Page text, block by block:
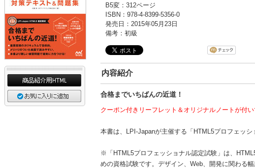
B5変：312ページ
ISBN：978-4-8399-5356-0
発売日：2015年05月23日
備考：初級
内容紹介
合格までいちばんの近道！
クーポン付きリーフレット＆オリジナルノートが付
本書は、LPI-Japanが主催する「HTML5プロフェッ
※「HTML5プロフェッショナル認定試験」は、
めの資格試験です。デザイン、Web、開発に関わる